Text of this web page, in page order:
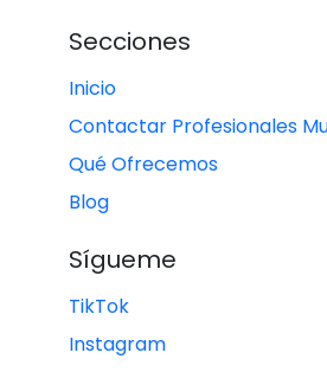
Secciones
Inicio
Contactar Profesionales
Qué Ofrecemos
Blog
Sígueme
TikTok
Instagram